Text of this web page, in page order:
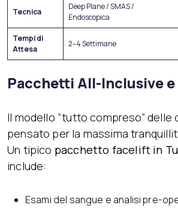
Tecnica
Deep Plane / SMAS /
Endoscopica
Tempi di
Attesa
2–4 Settimane
Pacchetti All-Inclusive
Il modello “tutto compreso” delle
pensato per la massima
Un tipico pacchetto facelift in
include:
Esami del sangue e analisi pre-